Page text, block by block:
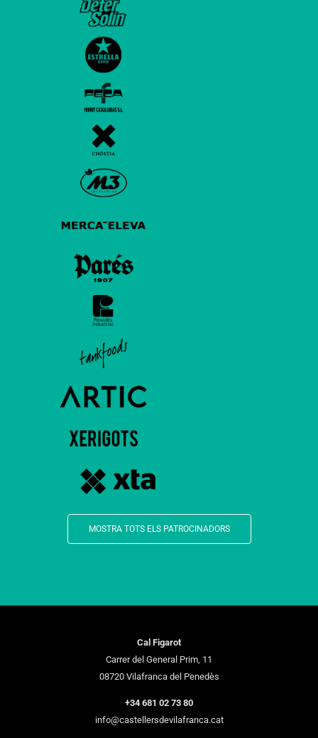
MOSTRA TOTS ELS PATROCINADORS
Cal Figarot
Carrer del General Prim, 11
08720 Vilafranca del Penedès
+34 681 02 73 80
info@castellersdevilafranca.cat